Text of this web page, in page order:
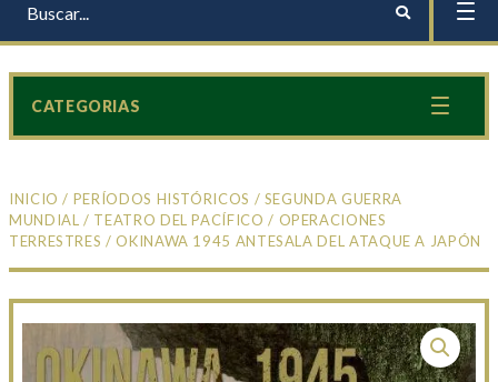
INICIO / PERÍODOS HISTÓRICOS / SEGUNDA GUERRA
MUNDIAL / TEATRO DEL PACÍFICO / OPERACIONES
TERRESTRES / OKINAWA 1945 ANTESALA DEL ATAQUE A JAPÓN
CATEGORIAS